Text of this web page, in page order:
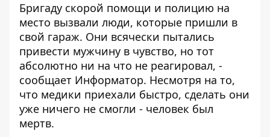
Бригаду скорой помощи и полицию на
место вызвали люди, которые пришли в
свой гараж. Они всячески пытались
привести мужчину в чувство, но тот
абсолютно ни на что не реагировал, -
сообщает Информатор. Несмотря на то,
что медики приехали быстро, сделать они
уже ничего не смогли - человек был
мертв.